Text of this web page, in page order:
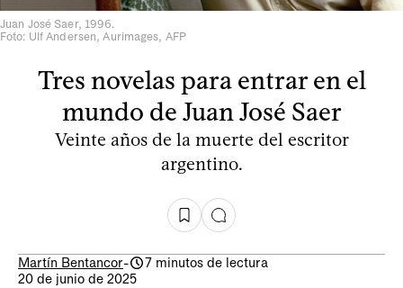
Juan José Saer, 1996.
Foto: Ulf Andersen, Aurimages, AFP
Tres novelas para entrar en el
mundo de Juan José Saer
Veinte años de la muerte del escritor
argentino.
Martín Bentancor-
7 minutos de lectura
20 de junio de 2025